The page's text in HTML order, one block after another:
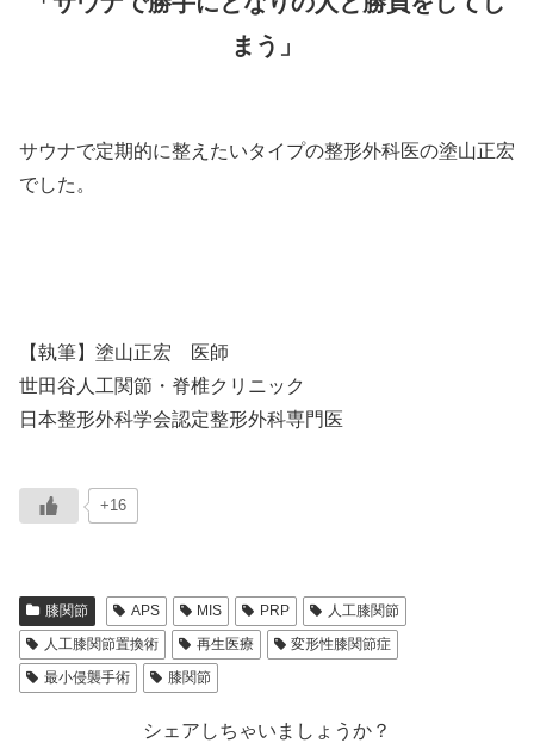
まう」
サウナで定期的に整えたいタイプの整形外科医の塗山正宏
でした。
【執筆】塗山正宏 医師
世田谷人工関節・脊椎クリニック
日本整形外科学会認定整形外科専門医
+16
膝関節 APS MIS PRP
人工膝関節
人工膝関節置換術
再生医療
変形性膝関節症
最小侵襲手術
膝関節
シェアしちゃいましょうか？